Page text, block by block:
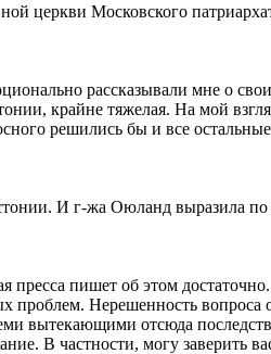
церкви Московского
рассказывали мне о
крайне тяжелая. На мой
решились бы и все
И г-жа Оюланд выразила
пишет об этом
Нерешенность вопроса
вытекающими отсюда
В частности, могу